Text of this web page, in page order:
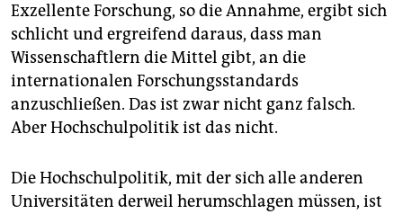
Exzellente Forschung, so die Annahme, ergibt sich
schlicht und ergreifend daraus, dass man
Wissenschaftlern die Mittel gibt, an die
internationalen Forschungsstandards
anzuschließen. Das ist zwar nicht ganz falsch.
Aber Hochschulpolitik ist das nicht.
Die Hochschulpolitik, mit der sich alle anderen
Universitäten derweil herumschlagen müssen, ist